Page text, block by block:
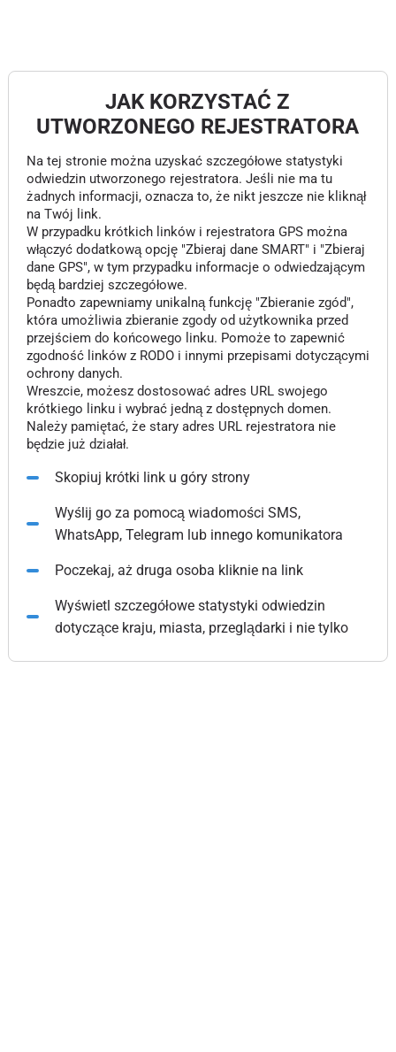
JAK KORZYSTAĆ Z
UTWORZONEGO REJESTRATORA
Na tej stronie można uzyskać szczegółowe statystyki
odwiedzin utworzonego rejestratora. Jeśli nie ma tu
żadnych informacji, oznacza to, że nikt jeszcze nie kliknął
na Twój link.
W przypadku krótkich linków i rejestratora GPS można
włączyć dodatkową opcję "Zbieraj dane SMART" i "Zbieraj
dane GPS", w tym przypadku informacje o odwiedzającym
będą bardziej szczegółowe.
Ponadto zapewniamy unikalną funkcję "Zbieranie zgód",
która umożliwia zbieranie zgody od użytkownika przed
przejściem do końcowego linku. Pomoże to zapewnić
zgodność linków z RODO i innymi przepisami dotyczącymi
ochrony danych.
Wreszcie, możesz dostosować adres URL swojego
krótkiego linku i wybrać jedną z dostępnych domen.
Należy pamiętać, że stary adres URL rejestratora nie
będzie już działał.
Skopiuj krótki link u góry strony
Wyślij go za pomocą wiadomości SMS,
WhatsApp, Telegram lub innego komunikatora
Poczekaj, aż druga osoba kliknie na link
Wyświetl szczegółowe statystyki odwiedzin
dotyczące kraju, miasta, przeglądarki i nie tylko